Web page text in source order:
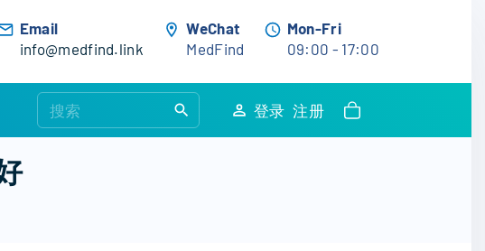
Email
info@medfind.link
WeChat
MedFind
Mon-Fri
09:00 - 17:00
e
登录 注册